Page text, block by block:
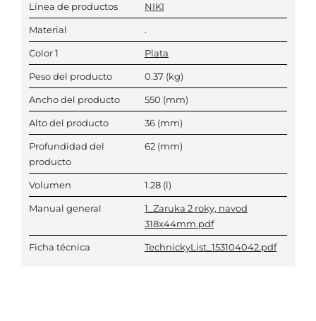
Línea de productos NIKI
Material .
Color 1 Plata
Peso del producto 0.37 (kg)
Ancho del producto 550 (mm)
Alto del producto 36 (mm)
Profundidad del
producto
62 (mm)
Volumen 1.28 (l)
Manual general
1_Zaruka 2 roky, navod
318x44mm.pdf
Ficha técnica TechnickyList_153104042.pdf